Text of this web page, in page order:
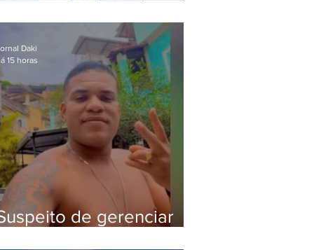
contra crianças
de gerenciar
Daki
15 horas